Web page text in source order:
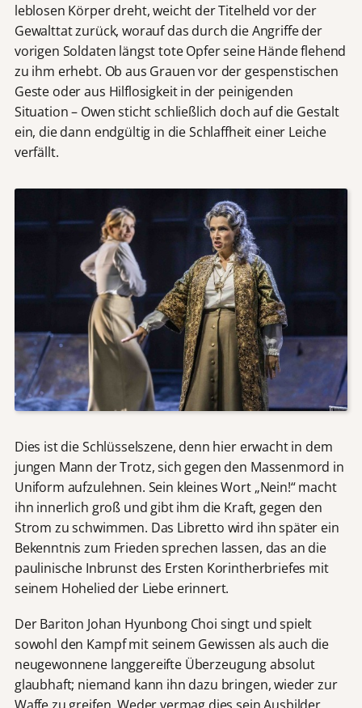
leblosen Körper dreht, weicht der Titelheld vor der
Gewalttat zurück, worauf das durch die Angriffe der
vorigen Soldaten längst tote Opfer seine Hände flehend
zu ihm erhebt. Ob aus Grauen vor der gespenstischen
Geste oder aus Hilflosigkeit in der peinigenden
Situation – Owen sticht schließlich doch auf die Gestalt
ein, die dann endgültig in die Schlaffheit einer Leiche
verfällt.
Dies ist die Schlüsselszene, denn hier erwacht in dem
jungen Mann der Trotz, sich gegen den Massenmord in
Uniform aufzulehnen. Sein kleines Wort „Nein!“ macht
ihn innerlich groß und gibt ihm die Kraft, gegen den
Strom zu schwimmen. Das Libretto wird ihn später ein
Bekenntnis zum Frieden sprechen lassen, das an die
paulinische Inbrunst des Ersten Korintherbriefes mit
seinem Hohelied der Liebe erinnert.
Der Bariton Johan Hyunbong Choi singt und spielt
sowohl den Kampf mit seinem Gewissen als auch die
neugewonnene langgereifte Überzeugung absolut
glaubhaft; niemand kann ihn dazu bringen, wieder zur